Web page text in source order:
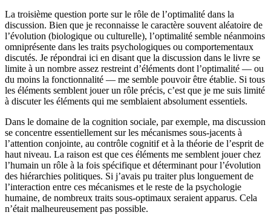
La troisième question porte sur le rôle de l’optimalité dans la
discussion. Bien que je reconnaisse le caractère souvent aléatoire de
l’évolution (biologique ou culturelle), l’optimalité semble néanmoins
omniprésente dans les traits psychologiques ou comportementaux
discutés. Je répondrai ici en disant que la discussion dans le livre se
limite à un nombre assez restreint d’éléments dont l’optimalité — ou
du moins la fonctionnalité — me semble pouvoir être établie. Si tous
les éléments semblent jouer un rôle précis, c’est que je me suis limité
à discuter les éléments qui me semblaient absolument essentiels.
Dans le domaine de la cognition sociale, par exemple, ma discussion
se concentre essentiellement sur les mécanismes sous-jacents à
l’attention conjointe, au contrôle cognitif et à la théorie de l’esprit de
haut niveau. La raison est que ces éléments me semblent jouer chez
l’humain un rôle à la fois spécifique et déterminant pour l’évolution
des hiérarchies politiques. Si j’avais pu traiter plus longuement de
l’interaction entre ces mécanismes et le reste de la psychologie
humaine, de nombreux traits sous-optimaux seraient apparus. Cela
n’était malheureusement pas possible.